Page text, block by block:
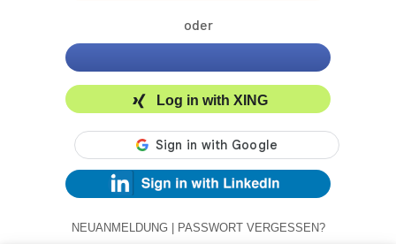
oder
Log in with XING
NEUANMELDUNG | PASSWORT VERGESSEN?